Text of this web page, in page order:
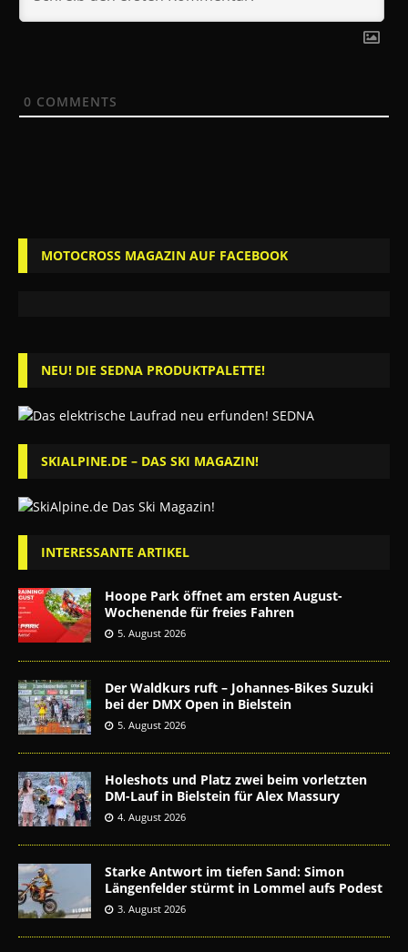
0 COMMENTS
MOTOCROSS MAGAZIN AUF FACEBOOK
NEU! DIE SEDNA PRODUKTPALETTE!
SKIALPINE.DE – DAS SKI MAGAZIN!
INTERESSANTE ARTIKEL
Hoope Park öffnet am ersten August-
Wochenende für freies Fahren
5. August 2026
Der Waldkurs ruft – Johannes-Bikes Suzuki
bei der DMX Open in Bielstein
5. August 2026
Holeshots und Platz zwei beim vorletzten
DM-Lauf in Bielstein für Alex Massury
4. August 2026
Starke Antwort im tiefen Sand: Simon
Längenfelder stürmt in Lommel aufs Podest
3. August 2026